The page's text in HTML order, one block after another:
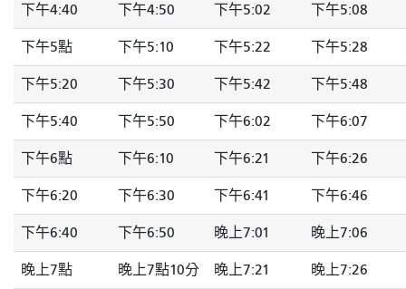
下午4:40 下午4:50 下午5:02 下午5:08
下午5點 下午5:10 下午5:22 下午5:28
下午5:20 下午5:30 下午5:42 下午5:48
下午5:40 下午5:50 下午6:02 下午6:07
下午6點 下午6:10 下午6:21 下午6:26
下午6:20 下午6:30 下午6:41 下午6:46
下午6:40 下午6:50 晚上7:01 晚上7:06
晚上7點 晚上7點10分 晚上7:21 晚上7:26